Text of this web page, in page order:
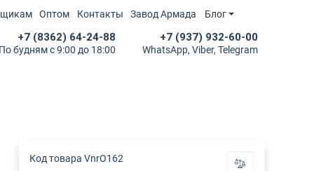
Оптом Контакты Завод Армада Блог
+7 (8362) 64-24-88
будням с 9:00 до 18:00
+7 (937) 932-60-00
WhatsApp, Viber, Telegram
Код товара VnrO162